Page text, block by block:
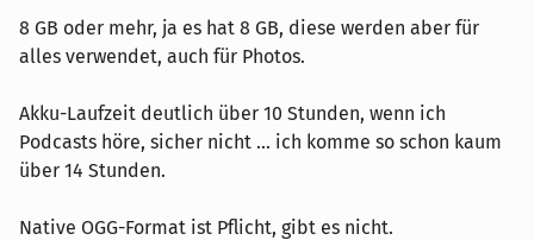
8 GB oder mehr, ja es hat 8 GB, diese werden aber für
alles verwendet, auch für Photos.
Akku-Laufzeit deutlich über 10 Stunden, wenn ich
Podcasts höre, sicher nicht ... ich komme so schon kaum
über 14 Stunden.
Native OGG-Format ist Pflicht, gibt es nicht.